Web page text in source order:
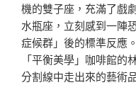
機的雙子座，充滿了戲
水瓶座，立刻感到一陣
症候群」後的標準反應
「平衡美學」咖啡館
分割線中走出來的藝術